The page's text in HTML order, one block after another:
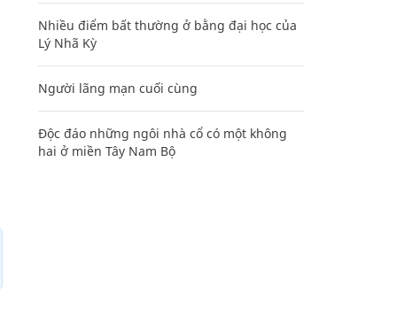
Nhiều điểm bất thường ở bằng đại học của
Lý Nhã Kỳ
Người lãng mạn cuối cùng
Độc đáo những ngôi nhà cổ có một không
hai ở miền Tây Nam Bộ